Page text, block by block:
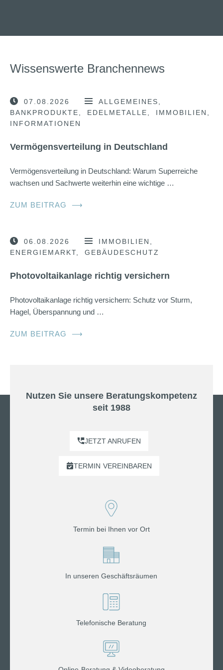
Wissenswerte Branchennews
07.08.2026
ALLGEMEINES
BANKPRODUKTE
EDELMETALLE
IMMOBILIEN
INFORMATIONEN
Vermögensverteilung in Deutschland
Vermögensverteilung in Deutschland: Warum Superreiche
wachsen und Sachwerte weiterhin eine wichtige …
ZUM BEITRAG ⟶
06.08.2026
IMMOBILIEN
ENERGIEMARKT
GEBÄUDESCHUTZ
Photovoltaikanlage richtig versichern
Photovoltaikanlage richtig versichern: Schutz vor Sturm,
Hagel, Überspannung und …
ZUM BEITRAG ⟶
Nutzen Sie unsere Beratungskompetenz
seit 1988
JETZT ANRUFEN
TERMIN VEREINBAREN
Termin bei Ihnen vor Ort
In unseren Geschäftsräumen
Telefonische Beratung